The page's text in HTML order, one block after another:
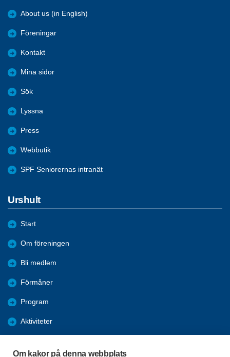
Om kakor på denna webbplats
About us (in English)
Föreningar
Kontakt
Mina sidor
Sök
Lyssna
Press
Webbutik
SPF Seniorernas intranät
Urshult
Start
Om föreningen
Bli medlem
Förmåner
Program
Aktiviteter